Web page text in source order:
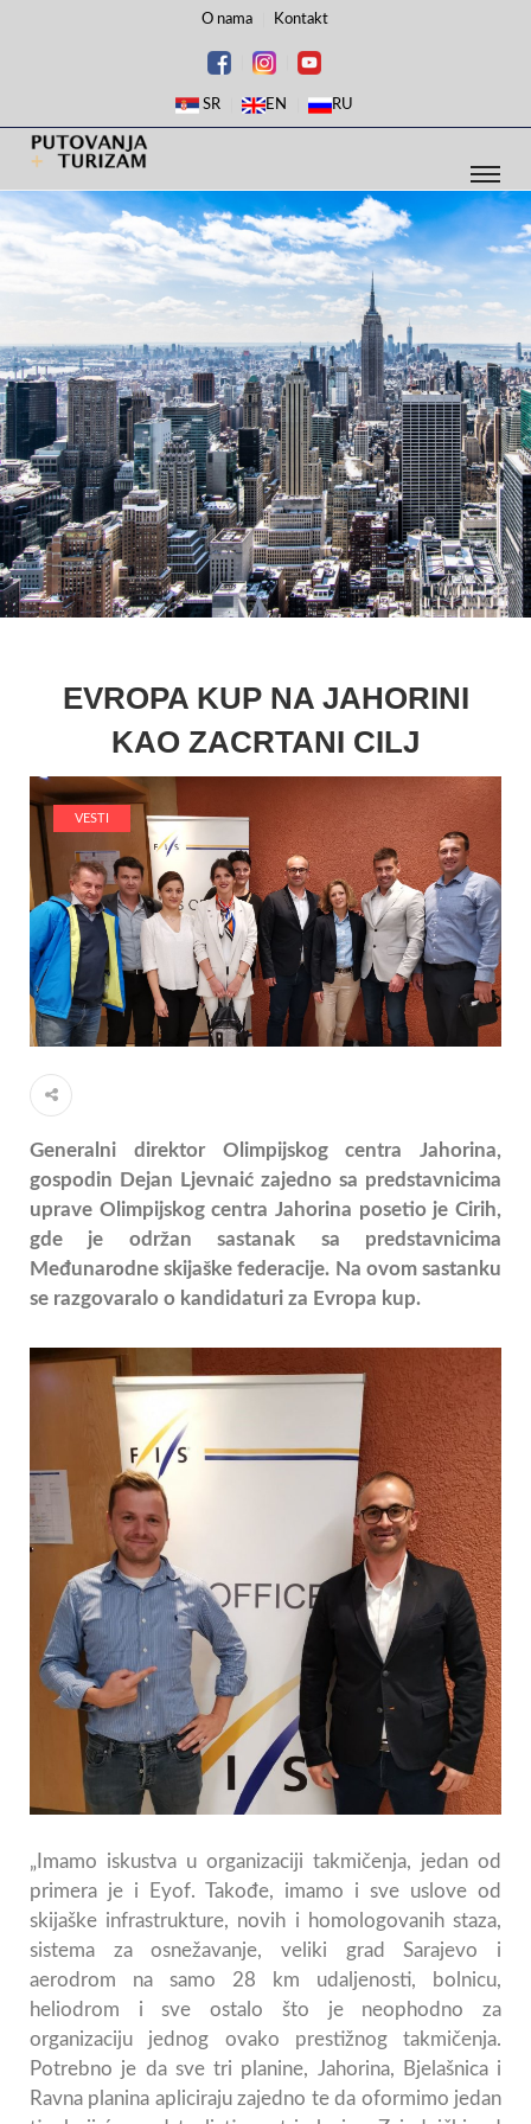
O nama Kontakt
SR EN RU
EVROPA KUP NA JAHORINI
KAO ZACRTANI CILJ
VESTI
Generalni direktor Olimpijskog centra Jahorina,
gospodin Dejan Ljevnaić zajedno sa predstavnicima
uprave Olimpijskog centra Jahorina posetio je Cirih,
gde je održan sastanak sa predstavnicima
Međunarodne skijaške federacije. Na ovom sastanku
se razgovaralo o kandidaturi za Evropa kup.
„Imamo iskustva u organizaciji takmičenja, jedan od
primera je i Eyof. Takođe, imamo i sve uslove od
skijaške infrastrukture, novih i homologovanih staza,
sistema za osnežavanje, veliki grad Sarajevo i
aerodrom na samo 28 km udaljenosti, bolnicu,
heliodrom i sve ostalo što je neophodno za
organizaciju jednog ovako prestižnog takmičenja.
Potrebno je da sve tri planine, Jahorina, Bjelašnica i
Ravna planina apliciraju zajedno te da oformimo jedan